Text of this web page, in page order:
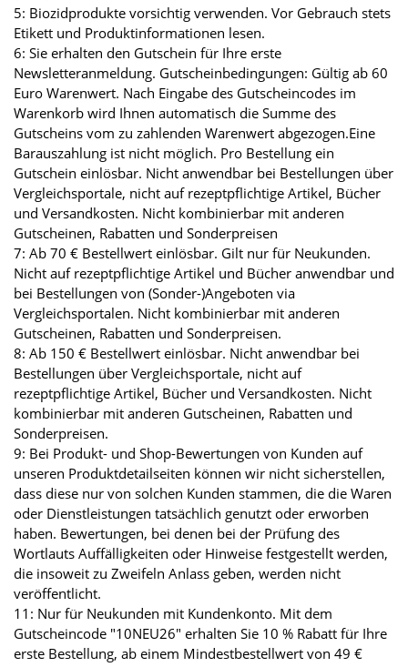
5: Biozidprodukte vorsichtig verwenden. Vor Gebrauch stets
Etikett und Produktinformationen lesen.
6: Sie erhalten den Gutschein für Ihre erste
Newsletteranmeldung. Gutscheinbedingungen: Gültig ab 60
Euro Warenwert. Nach Eingabe des Gutscheincodes im
Warenkorb wird Ihnen automatisch die Summe des
Gutscheins vom zu zahlenden Warenwert abgezogen.Eine
Barauszahlung ist nicht möglich. Pro Bestellung ein
Gutschein einlösbar. Nicht anwendbar bei Bestellungen über
Vergleichsportale, nicht auf rezeptpflichtige Artikel, Bücher
und Versandkosten. Nicht kombinierbar mit anderen
Gutscheinen, Rabatten und Sonderpreisen
7: Ab 70 € Bestellwert einlösbar. Gilt nur für Neukunden.
Nicht auf rezeptpflichtige Artikel und Bücher anwendbar und
bei Bestellungen von (Sonder-)Angeboten via
Vergleichsportalen. Nicht kombinierbar mit anderen
Gutscheinen, Rabatten und Sonderpreisen.
8: Ab 150 € Bestellwert einlösbar. Nicht anwendbar bei
Bestellungen über Vergleichsportale, nicht auf
rezeptpflichtige Artikel, Bücher und Versandkosten. Nicht
kombinierbar mit anderen Gutscheinen, Rabatten und
Sonderpreisen.
9: Bei Produkt- und Shop-Bewertungen von Kunden auf
unseren Produktdetailseiten können wir nicht sicherstellen,
dass diese nur von solchen Kunden stammen, die die Waren
oder Dienstleistungen tatsächlich genutzt oder erworben
haben. Bewertungen, bei denen bei der Prüfung des
Wortlauts Auffälligkeiten oder Hinweise festgestellt werden,
die insoweit zu Zweifeln Anlass geben, werden nicht
veröffentlicht.
11: Nur für Neukunden mit Kundenkonto. Mit dem
Gutscheincode "10NEU26" erhalten Sie 10 % Rabatt für Ihre
erste Bestellung, ab einem Mindestbestellwert von 49 €